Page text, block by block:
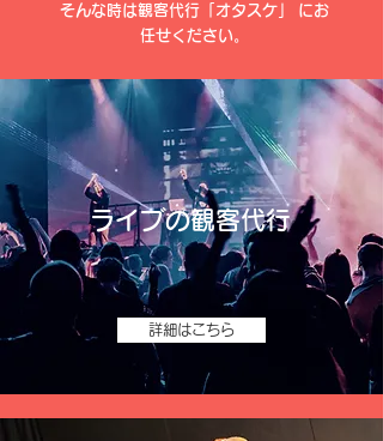
そんな時は観客代行「オタスケ」 にお
任せください。
ライブの観客代行
詳細はこちら